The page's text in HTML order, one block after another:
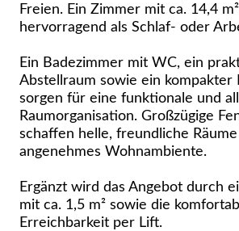
Freien. Ein Zimmer mit ca. 14,4
hervorragend als Schlaf- oder
Ein Badezimmer mit WC, ein
Abstellraum sowie ein kompakter
sorgen für eine funktionale und
Raumorganisation. Großzügige
schaffen helle, freundliche
angenehmes Wohnambiente.
Ergänzt wird das Angebot durch
mit ca. 1,5 m² sowie die
Erreichbarkeit per Lift.